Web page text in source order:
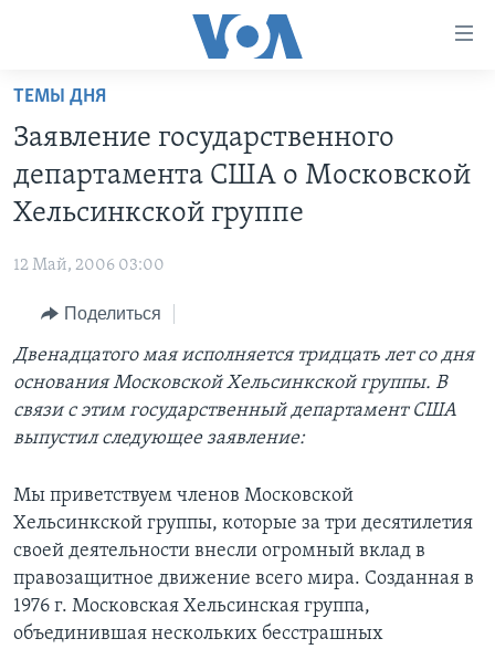
Перейти
основной
контент
Перейти
основной
Перейти
поиск
ИТОГИ
ПОЧЕМУ ЭТО ВАЖНО?
ДИСКУССИЯ VOA
НЬЮ-ЙОРК NEW YORK
ПРОЕКТЫ
НАША АМЕРИКАНСКАЯ ИСТОРИЯ
А КАК В АМЕРИКЕ?
АРТЕФАКТЫ
ТЕСТЫ
ИНТЕРВЬЮ
ФАКТЫ ПРОТИВ ФЕЙКОВ
ЗА СВОБОДУ ПРЕССЫ
УЧИМ АНГЛИЙСКИЙ
ВИДЕО
Learning English
СОЦИАЛЬНЫЕ СЕТИ
ТЕМЫ ДНЯ
Заявление государственного
департамента США о Московской
Хельсинкской группе
12 Май, 2006 03:00
Поделиться
Двенадцатого мая исполняется тридцать лет со дня
основания Московской Хельсинкской группы. В
связи с этим государственный департамент США
выпустил следующее заявление:
Мы приветствуем членов Московской
Хельсинкской группы, которые за три десятилетия
своей деятельности внесли огромный вклад в
правозащитное движение всего мира. Созданная в
1976 г. Московская Хельсинская группа,
объединившая нескольких бесстрашных